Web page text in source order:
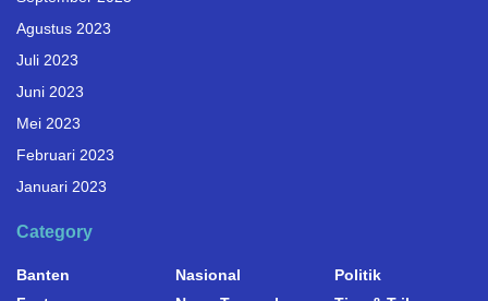
Agustus 2023
Juli 2023
Juni 2023
Mei 2023
Februari 2023
Januari 2023
Category
Banten
Nasional
Politik